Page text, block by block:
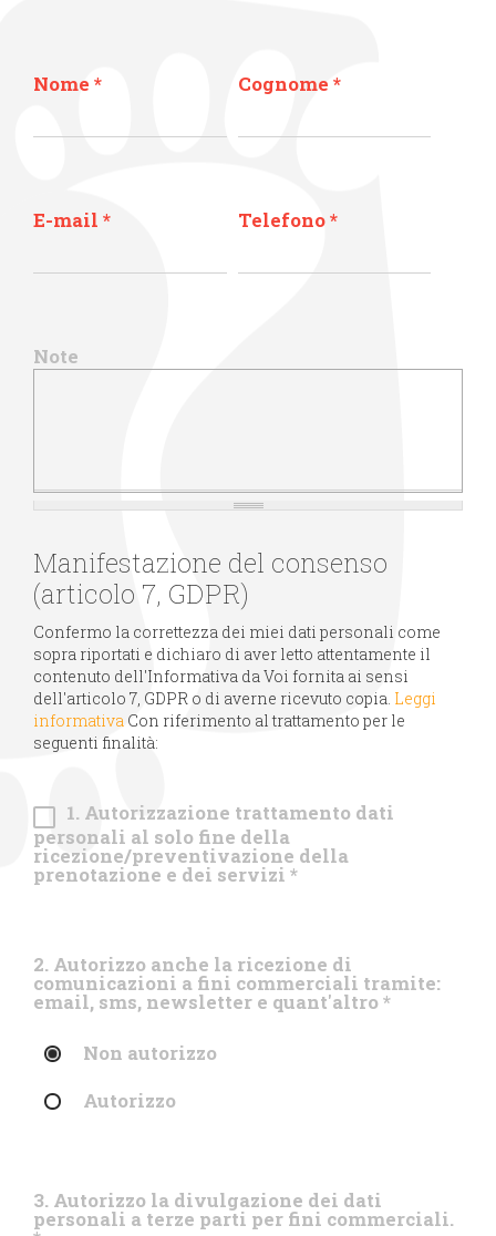
Nome * Cognome *
E-mail * Telefono*
Note
Manifestazione del consenso
(articolo 7, GDPR)
Confermo la correttezza dei miei dati personali come
sopra riportati e dichiaro di aver letto attentamente il
contenuto dell'Informativa da Voi fornita ai sensi
dell'articolo 7, GDPR o di averne ricevuto copia. Leggi
informativa Con riferimento al trattamento per le
seguenti finalità:
1. Autorizzazione trattamento dati
personali al solo fine della
ricezione/preventivazione della
prenotazione e dei servizi *
2. Autorizzo anche la ricezione di
comunicazioni a fini commerciali tramite:
email, sms, newsletter e quant'altro*
Non autorizzo
Autorizzo
3. Autorizzo la divulgazione dei dati
personali a terze parti per fini commerciali.